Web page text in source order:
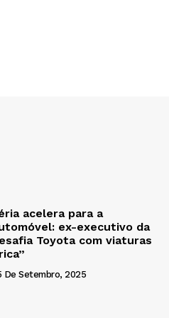
acelera para a
ex-executivo da
Toyota com viaturas
De Setembro, 2025